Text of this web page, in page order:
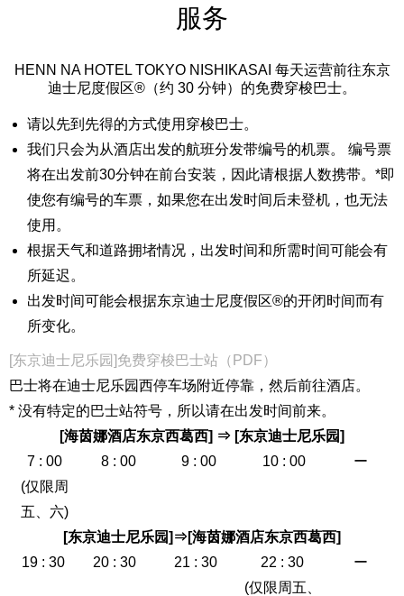
繁體中文
日本語
服务
HENN NA HOTEL TOKYO NISHIKASAI 每天运营前往东京
迪士尼度假区®（约 30 分钟）的免费穿梭巴士。
请以先到先得的方式使用穿梭巴士。
我们只会为从酒店出发的航班分发带编号的机票。 编号票
将在出发前30分钟在前台安装，因此请根据人数携带。*即
使您有编号的车票，如果您在出发时间后未登机，也无法
使用。
根据天气和道路拥堵情况，出发时间和所需时间可能会有
所延迟。
出发时间可能会根据东京迪士尼度假区®的开闭时间而有
所变化。
[东京迪士尼乐园]免费穿梭巴士站（PDF）
巴士将在迪士尼乐园西停车场附近停靠，然后前往酒店。
* 没有特定的巴士站符号，所以请在出发时间前来。
[海茵娜酒店东京西葛西] ⇒ [东京迪士尼乐园]
7 : 00
(仅限周
五、六)
8 : 00 9 : 00 10 : 00 ー
[东京迪士尼乐园]⇒[海茵娜酒店东京西葛西]
19 : 30
20 : 30 21 : 30
22 : 30
(仅限周五、
ー